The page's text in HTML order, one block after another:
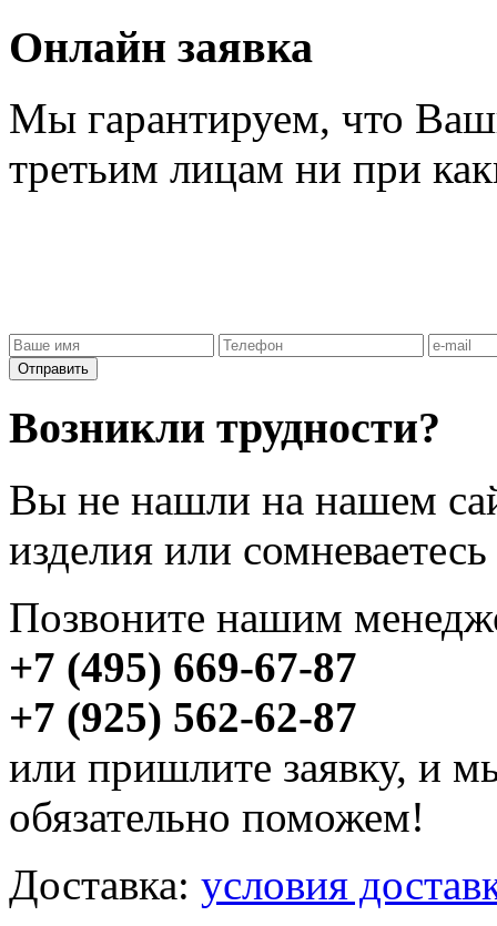
Онлайн заявка
Мы гарантируем, что
третьим лицам ни при
Отправить
Возникли трудности?
Вы не нашли на нашем
изделия или
Позвоните нашим
+7 (495) 669-67-87
+7 (925) 562-62-87
или пришлите заявку, и
обязательно поможем!
Доставка: условия